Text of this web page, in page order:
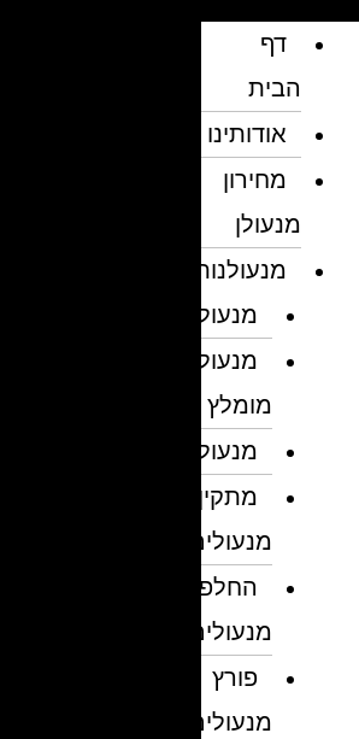
דף
הבית
אודותינו
מחירון
מנעולן
מנעולנות
מנעולן
מנעולן
מומלץ
מנעולנים
מתקין
מנעולים
החלפת
מנעולים
פורץ
מנעולים